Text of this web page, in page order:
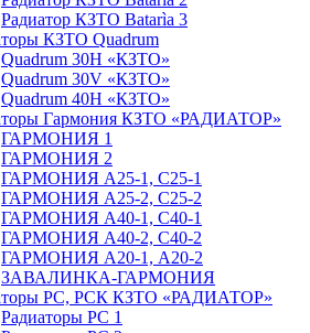
Радиатор КЗТО Batarìa 3
КЗТО Quadrum
Quadrum 30H «КЗТО»
Quadrum 30V «КЗТО»
Quadrum 40H «КЗТО»
Гармония КЗТО «РАДИАТОР»
ГАРМОНИЯ 1
ГАРМОНИЯ 2
ГАРМОНИЯ А25-1, С25-1
ГАРМОНИЯ А25-2, С25-2
ГАРМОНИЯ А40-1, С40-1
ГАРМОНИЯ А40-2, С40-2
ГАРМОНИЯ А20-1, А20-2
ЗАВАЛИНКА-ГАРМОНИЯ
РС, РСК КЗТО «РАДИАТОР»
Радиаторы РС 1